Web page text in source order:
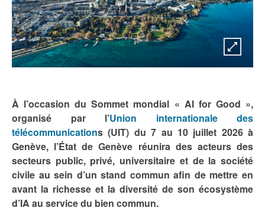
À l’occasion du Sommet mondial « AI for Good »,
organisé par l’Union internationale des
télécommunications (UIT) du 7 au 10 juillet 2026 à
Genève, l’État de Genève réunira des acteurs des
secteurs public, privé, universitaire et de la société
civile au sein d’un stand commun afin de mettre en
avant la richesse et la diversité de son écosystème
d’IA au service du bien commun.